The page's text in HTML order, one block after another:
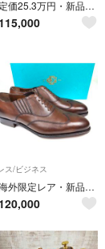
★定価25.3万円・新品未使用★ エドワードグリーン ウエストミンスター WESTMINSTER ネイビー スエード 890ラスト
115,000
ス/ビジネス
★海外限定レア・新品未使用★ エドワードグリーン ゴンヴィル GONVILLE ダークオーク 82ラスト サイズ7E
120,000